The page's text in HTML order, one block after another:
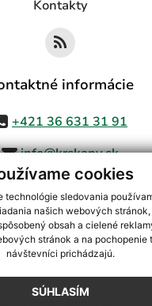
cookies
technológie sledovania
našich webových stránok,
obsah a cielené
stránok a na pochopenie
návštevníci prichádzajú.
SÚHLASÍM
Kontakty
informácie
+421 36 631 31 91
info@krskany.sk
aktuálnych informácií s
systém ECHELON 2,Mapa
s.r.o.,domény,